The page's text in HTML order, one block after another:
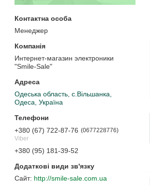
Менеджер
Интернет-магазин электроники
"Smile-Sale"
Одеська область, с.Вільшанка,
Одеса, Україна
+380 (67) 722-87-76
0677228776
Viber
+380 (95) 181-39-52
http://smile-sale.com.ua